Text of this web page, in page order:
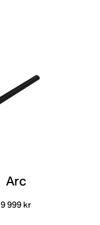
Arc
9 999 kr